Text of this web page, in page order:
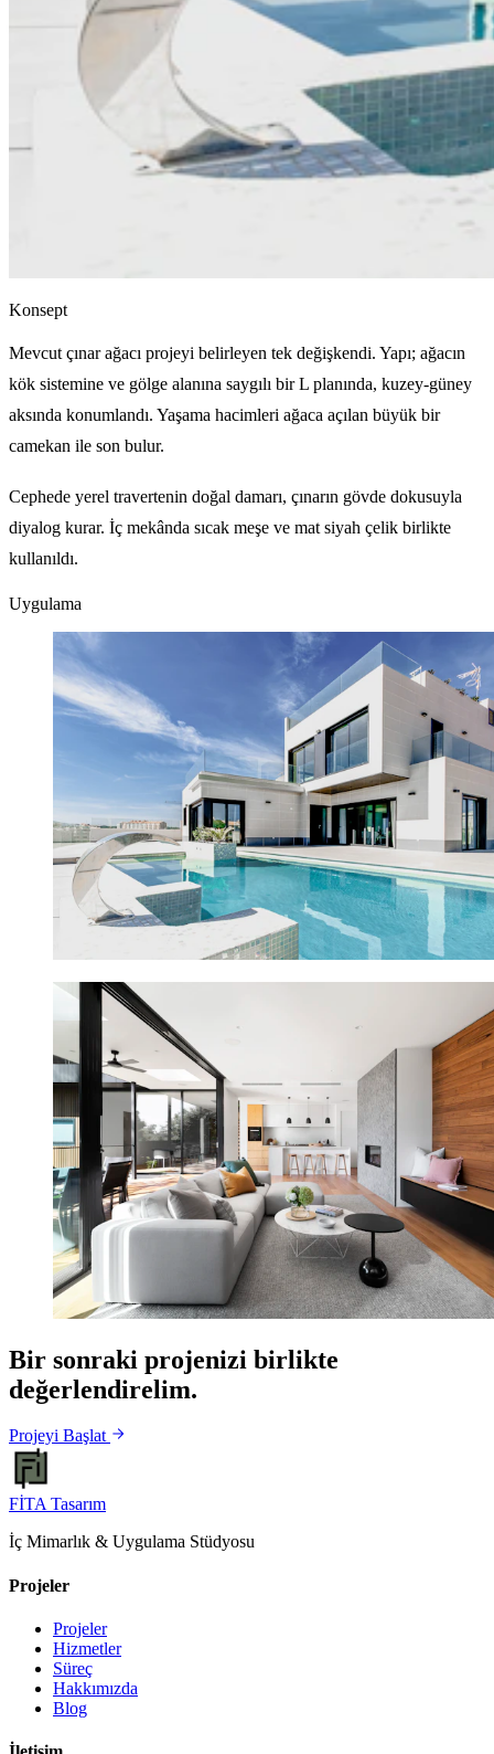
Konsept
Mevcut çınar ağacı projeyi belirleyen tek değişkendi. Yapı; ağacın
kök sistemine ve gölge alanına saygılı bir L planında, kuzey-güney
aksında konumlandı. Yaşama hacimleri ağaca açılan büyük bir
camekan ile son bulur.
Cephede yerel travertenin doğal damarı, çınarın gövde dokusuyla
diyalog kurar. İç mekânda sıcak meşe ve mat siyah çelik birlikte
kullanıldı.
Uygulama
Bir sonraki projenizi birlikte
değerlendirelim.
Projeyi Başlat
FİTATasarım
İç Mimarlık & Uygulama Stüdyosu
Projeler
Projeler
Hizmetler
Süreç
Hakkımızda
Blog